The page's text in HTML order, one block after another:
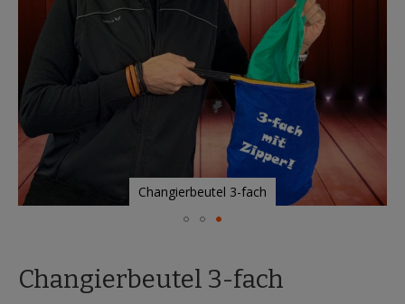
Changierbeutel 3-fach
der
Bildergalerie
Changierbeutel 3-fach